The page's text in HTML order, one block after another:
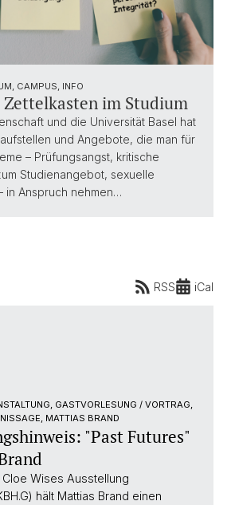
CAMPUS, INFO
im Studium
und die Universität Basel hat
und Angebote, die man für
– Prüfungsangst, kritische
Studienangebot, sexuelle
in Anspruch nehmen…
RSS iCal
GASTVORLESUNG / VORTRAG,
MATTIAS BRAND
"Past Futures"
Wises Ausstellung
hält Mattias Brand einen